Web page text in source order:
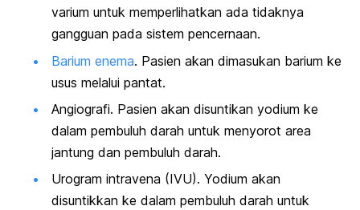
varium untuk memperlihatkan ada tidaknya
gangguan pada sistem pencernaan.
Barium enema. Pasien akan dimasukan barium ke
usus melalui pantat.
Angiografi. Pasien akan disuntikan yodium ke
dalam pembuluh darah untuk menyorot area
jantung dan pembuluh darah.
Urogram intravena (IVU). Yodium akan
disuntikkan ke dalam pembuluh darah untuk